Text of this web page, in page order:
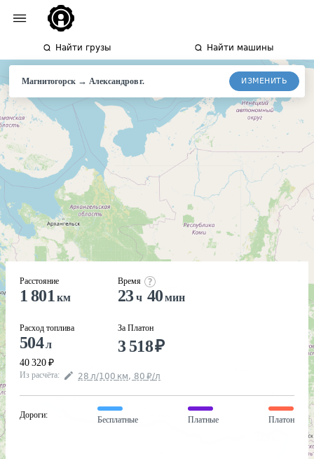
Найти грузы Найти машины
Магнитогорск→ Александровг. ИЗМЕНИТЬ
Расстояние
1 801 км
Расход топлива
504л
40 320 ₽
Время
23ч 40 мин
За Платон
3 518₽
Из расчёта: 28 л/100 км, 80 ₽/л
Дороги:
Бесплатные Платные Платон